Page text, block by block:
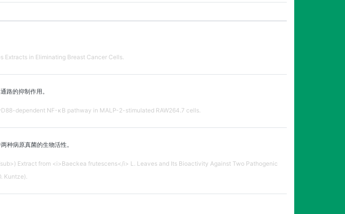
in Eliminating Breast Cancer Cells.
路的抑制作用。
dependent NF-κB pathway in MALP-2-stimulated RAW264.7 cells.
种病原真菌的生物活性。
Extract from <i>Baeckea frutescens</i> L. Leaves and Its Bioactivity Against Two Pathogenic
Kuntze).